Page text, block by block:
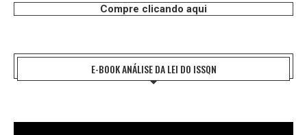
Compre clicando aqui
E-BOOK ANÁLISE DA LEI DO ISSQN